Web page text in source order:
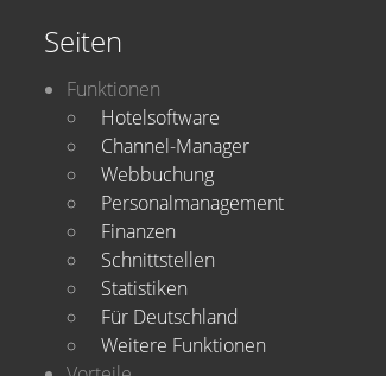
Seiten
Funktionen
Hotelsoftware
Channel-Manager
Webbuchung
Personalmanagement
Finanzen
Schnittstellen
Statistiken
Für Deutschland
Weitere Funktionen